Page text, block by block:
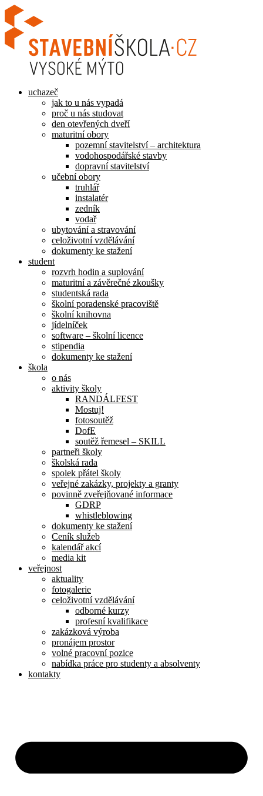
Přejít
k
obsahu
uchazeč
jak to u nás vypadá
proč u nás studovat
den otevřených dveří
maturitní obory
pozemní stavitelství – architektura
vodohospodářské stavby
dopravní stavitelství
učební obory
truhlář
instalatér
zedník
vodař
ubytování a stravování
celoživotní vzdělávání
dokumenty ke stažení
student
rozvrh hodin a suplování
maturitní a závěrečné zkoušky
studentská rada
školní poradenské pracoviště
školní knihovna
jídelníček
software – školní licence
stipendia
dokumenty ke stažení
škola
o nás
aktivity školy
RANDÁLFEST
Mostuj!
fotosoutěž
DofE
soutěž řemesel – SKILL
partneři školy
školská rada
spolek přátel školy
veřejné zakázky, projekty a granty
povinně zveřejňované informace
GDRP
whistleblowing
dokumenty ke stažení
Ceník služeb
kalendář akcí
media kit
veřejnost
aktuality
fotogalerie
celoživotní vzdělávání
odborné kurzy
profesní kvalifikace
zakázková výroba
pronájem prostor
volné pracovní pozice
nabídka práce pro studenty a absolventy
kontakty